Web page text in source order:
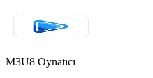
M3U8 Oynatıcı